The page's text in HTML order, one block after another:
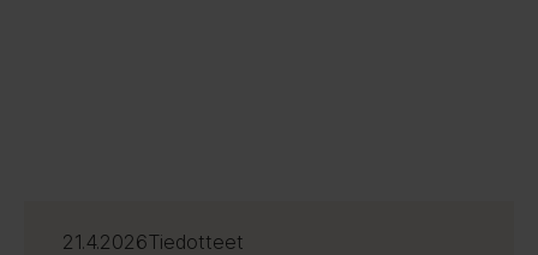
21.4.2026Tiedotteet